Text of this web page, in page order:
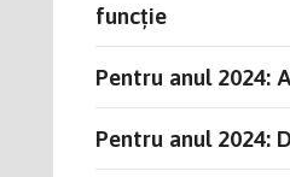
funcție
Pentru anul 2024:
Pentru anul 2024: